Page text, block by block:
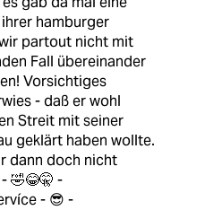
hamburger
partout nicht mit
Fall übereinander
Vorsichtiges
- daß er wohl
Streit mit seiner
geklärt haben wollte.
dann doch nicht
🤣😂🤫 -
- 😎 -